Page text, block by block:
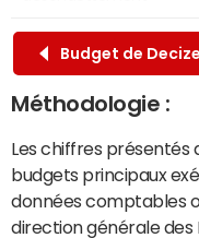
Budget de Decize
Méthodologie :
Les chiffres présentés
budgets principaux
données comptables
direction générale des